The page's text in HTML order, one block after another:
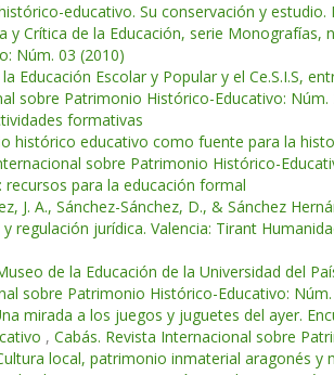
educativo. Su conservación y
Crítica de la Educación, serie Monografías,
Núm. 03 (2010)
Educación Escolar y Popular y el Ce.S.I.S,
sobre Patrimonio Histórico-Educativo:
formativas
histórico educativo como fuente para la
sobre Patrimonio Histórico-
para la educación formal
J. A., Sánchez-Sánchez, D., & Sánchez
regulación jurídica. Valencia: Tirant
de la Educación de la Universidad del
sobre Patrimonio Histórico-Educativo:
mirada a los juegos y juguetes del ayer.
, Cabás. Revista Internacional sobre
local, patrimonio inmaterial aragonés y